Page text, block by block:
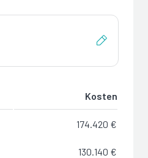
Kosten
174.420 €
130.140 €